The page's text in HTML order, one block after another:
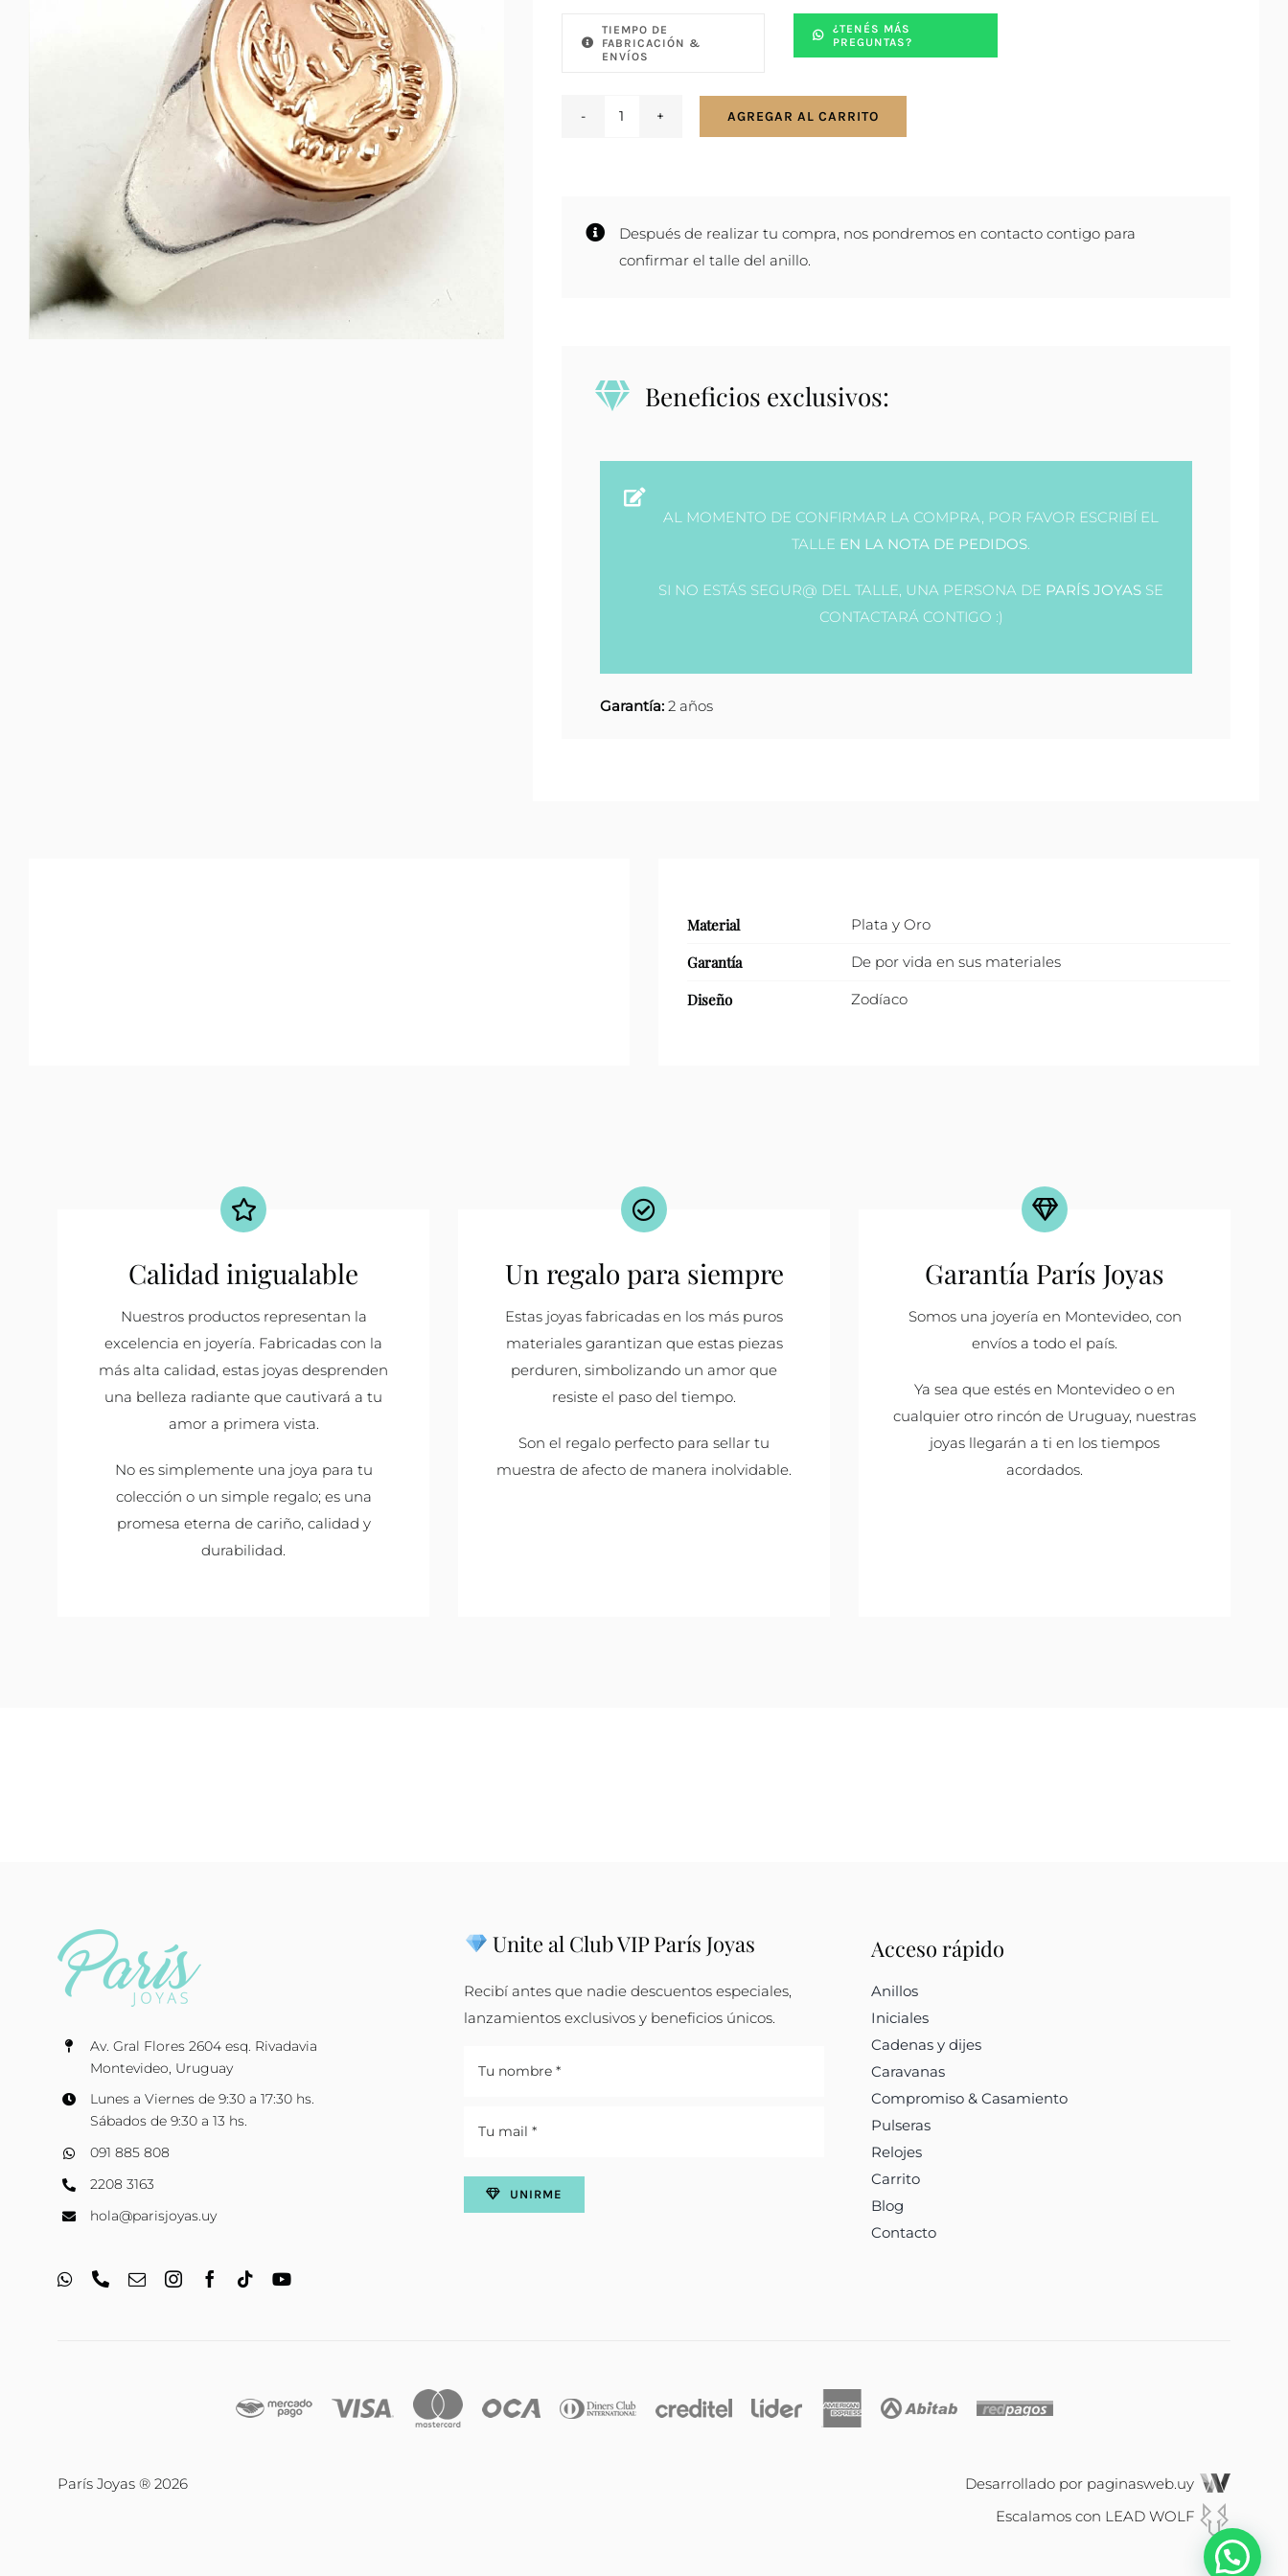
TIEMPO DE
FABRICACIÓN &
ENVÍOS
¿TENÉS MÁS
PREGUNTAS?
oro
-
AGREGAR AL CARRITO
Después de realizar tu compra, nos pondremos en contacto contigo para
confirmar el talle del anillo.
Beneficios exclusivos:
AL MOMENTO DE CONFIRMAR LA COMPRA, POR FAVOR ESCRIBÍ EL
TALLE EN LA NOTA DE PEDIDOS
SI NO ESTÁS SEGUR@ DEL TALLE, UNA PERSONA DE PARÍS JOYAS SE
CONTACTARÁ CONTIGO :)
Garantía:2 años
Material Plata y Oro
Garantía De por vida en sus materiales
Diseño Zodíaco
Calidad inigualable
Nuestros productos representan la
excelencia en joyería. Fabricadas con la
más alta calidad, estas joyas desprenden
una belleza radiante que cautivará a tu
amor a primera vista.
No es simplemente una joya para tu
colección o un simple regalo; es una
promesa eterna de cariño, calidad y
durabilidad.
Un regalo para siempre
Estas joyas fabricadas en los más puros
materiales garantizan que estas piezas
perduren, simbolizando un amor que
resiste el paso del tiempo.
Son el regalo perfecto para sellar tu
muestra de afecto de manera inolvidable.
Garantía París Joyas
Somos una joyería en Montevideo, con
envíos a todo el país.
Ya sea que estés en Montevideo o en
cualquier otro rincón de Uruguay, nuestras
joyas llegarán a ti en los tiempos
acordados.
Av. Gral Flores 2604 esq. Rivadavia
Montevideo, Uruguay
Lunes a Viernes de 9:30 a 17:30 hs.
Sábados de 9:30 a 13 hs.
091 885 808
2208 3163
hola@parisjoyas.uy
Unite al Club VIP París Joyas
Recibí antes que nadie descuentos especiales,
lanzamientos exclusivos y beneficios únicos.
UNIRME
Acceso rápido
Anillos
Iniciales
Cadenas y dijes
Caravanas
Compromiso & Casamiento
Pulseras
Relojes
Carrito
Blog
Contacto
París Joyas ® 2026 Desarrollado por paginasweb.uy
Escalamos con LEAD WOLF